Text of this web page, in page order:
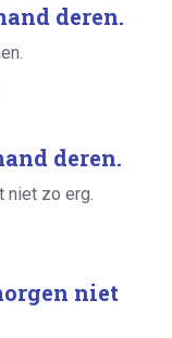
deren.
deren.
zo erg.
niet